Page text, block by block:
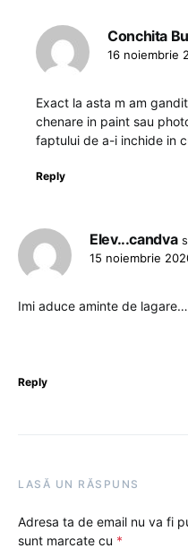
Conchita
16 noiembrie
Exact la asta m am
chenare in paint sau
faptului de a-i inchide in
Reply
Elev...candva
15 noiembrie
Imi aduce aminte de
Reply
LASĂ UN RĂSPUNS
Adresa ta de email nu va fi
sunt marcate cu *